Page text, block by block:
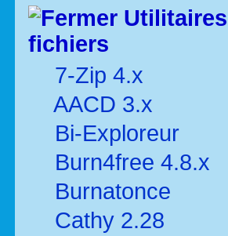
Utilitaires
fichiers
7-Zip 4.x
AACD 3.x
Bi-Exploreur
Burn4free 4.8.x
Burnatonce
Cathy 2.28